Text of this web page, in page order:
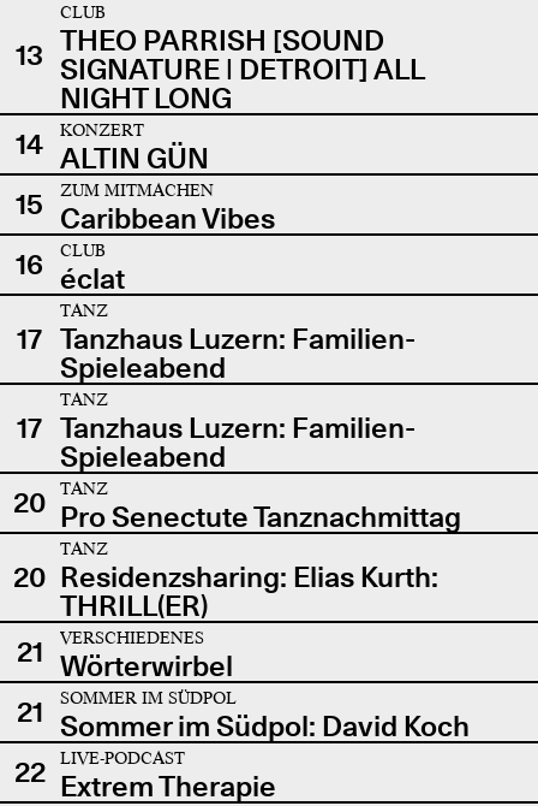
13
CLUB
THEO PARRISH [SOUND
SIGNATURE | DETROIT] ALL
NIGHT LONG
14
KONZERT
ALTIN GÜN
15
ZUM MITMACHEN
Caribbean Vibes
16
CLUB
éclat
17
TANZ
Tanzhaus Luzern: Familien-
Spieleabend
17
TANZ
Tanzhaus Luzern: Familien-
Spieleabend
20
TANZ
Pro Senectute Tanznachmittag
20
TANZ
Residenzsharing: Elias Kurth:
THRILL(ER)
21
VERSCHIEDENES
Wörterwirbel
21
SOMMER IM SÜDPOL
Sommer im Südpol: David Koch
22
LIVE-PODCAST
Extrem Therapie